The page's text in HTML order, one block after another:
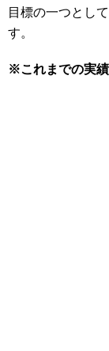
目標の一つとし
す。
※これまでの実績